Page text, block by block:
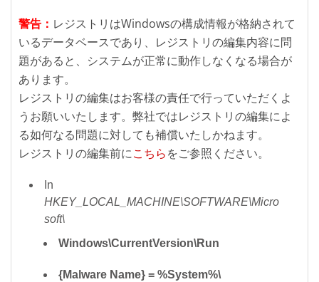
警告： レジストリはWindowsの構成情報が格納されて
いるデータベースであり、レジストリの編集内容に問
題があると、システムが正常に動作しなくなる場合が
あります。
レジストリの編集はお客様の責任で行っていただくよ
うお願いいたします。弊社ではレジストリの編集によ
る如何なる問題に対しても補償いたしかねます。
レジストリの編集前にこちらをご参照ください。
In
HKEY_LOCAL_MACHINE\SOFTWARE\Micro
soft\
Windows\CurrentVersion\Run
{Malware Name} = %System%\